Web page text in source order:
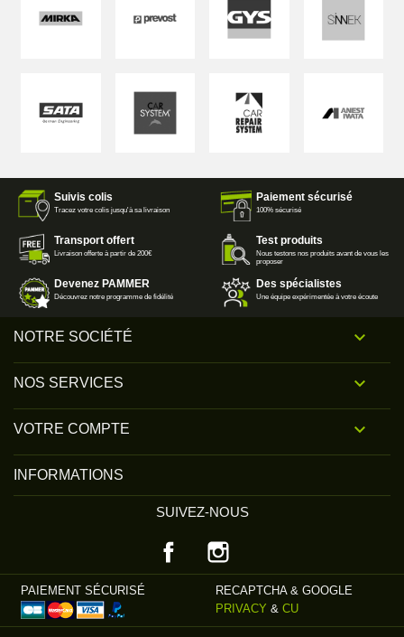
Suivis colis
Tracez votre colis jusqu'à sa livraison
Paiement sécurisé
100% sécurisé
Transport offert
Livraison offerte à partir de 200€
Test produits
Nous testons nos produits avant de vous les
proposer
Devenez PAMMER
Découvrez notre programme de fidélité
Des spécialistes
Une équipe expérimentée à votre écoute
NOTRE SOCIÉTÉ 
NOS SERVICES 
VOTRE COMPTE 
INFORMATIONS
SUIVEZ-NOUS
Facebook
PAIEMENT SÉCURISÉ
RECAPTCHA & GOOGLE
PRIVACY & CU